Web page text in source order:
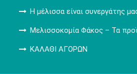
Η μέλισσα είναι συνεργάτης
Μελισσοκομία Φάκος – Τα
ΚΑΛΑΘΙ ΑΓΟΡΩΝ